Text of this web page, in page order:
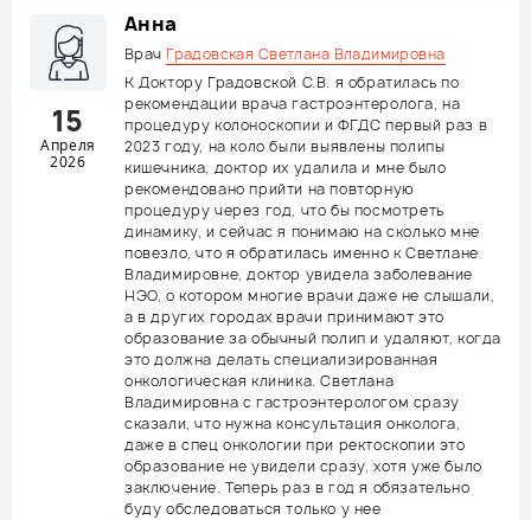
15
Апреля
2026
Анна
Врач Градовская Светлана Владимировна
К Доктору Градовской С.В. я обратилась по
рекомендации врача гастроэнтеролога, на
процедуру колоноскопии и ФГДС первый раз в
2023 году, на коло были выявлены полипы
кишечника, доктор их удалила и мне было
рекомендовано прийти на повторную
процедуру через год, что бы посмотреть
динамику, и сейчас я понимаю на сколько мне
повезло, что я обратилась именно к Светлане
Владимировне, доктор увидела заболевание
НЭО, о котором многие врачи даже не слышали,
а в других городах врачи принимают это
образование за обычный полип и удаляют, когда
это должна делать специализированная
онкологическая клиника. Светлана
Владимировна с гастроэнтерологом сразу
сказали, что нужна консультация онколога,
даже в спец онкологии при ректоскопии это
образование не увидели сразу, хотя уже было
заключение. Теперь раз в год я обязательно
буду обследоваться только у нее